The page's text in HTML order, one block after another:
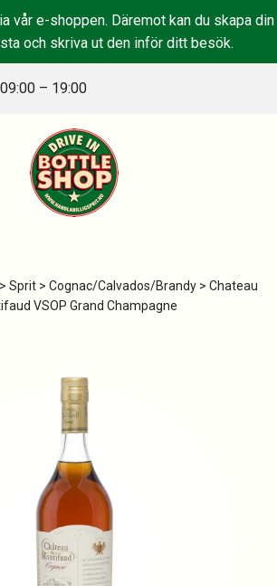
vår e-shoppen. Däremot kan du skapa din
och skriva ut den inför ditt besök.
09:00 – 19:00
Sprit> Cognac/Calvados/Brandy> Chateau
VSOP Grand Champagne